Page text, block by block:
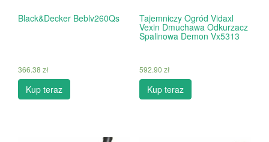
Black&Decker Beblv260Qs
366.38 zł
Kup teraz
Tajemniczy Ogród Vidaxl
Vexin Dmuchawa Odkurzacz
Spalinowa Demon Vx5313
592.90 zł
Kup teraz